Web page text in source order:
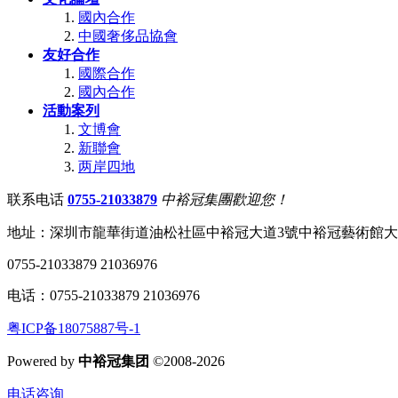
國內合作
中國奢侈品協會
友好合作
國際合作
國內合作
活動案列
文博會
新聯會
两岸四地
联系电话 0755-21033879 中裕冠集團歡迎您！
地址：深圳市龍華街道油松社區中裕冠大道3號中裕冠藝術館
0755-21033879 21036976
电话：0755-21033879 21036976
粤ICP备18075887号-1
Powered by 中裕冠集团 ©2008-2026
电话咨询